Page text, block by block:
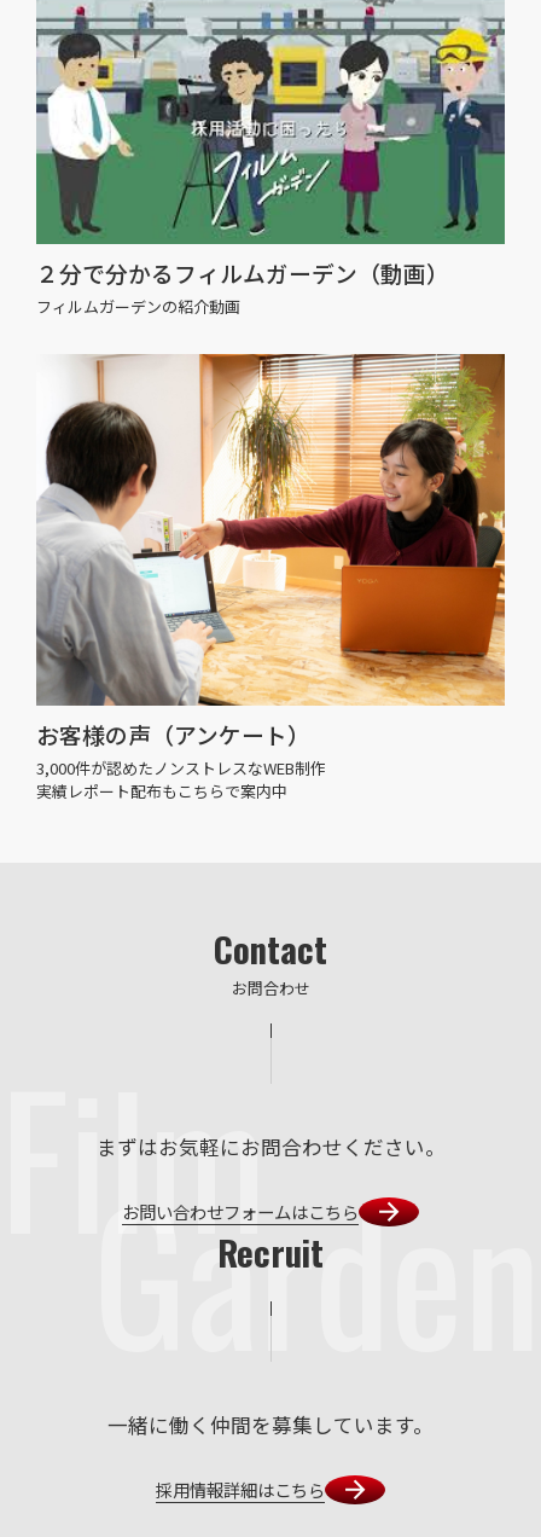
２分で分かるフィルムガーデン（動画）
フィルムガーデンの紹介動画
お客様の声（アンケート）
3,000件が認めたノンストレスなWEB制作
実績レポート配布もこちらで案内中
Film
Garden
Contact
お問合わせ
まずはお気軽にお問合わせください。
お問い合わせフォームはこちら
Recruit
一緒に働く仲間を募集しています。
採用情報詳細はこちら